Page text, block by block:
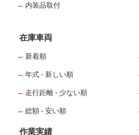
内装品取付
在庫車両
新着順
年式 - 新しい順
走行距離 - 少ない順
総額 - 安い順
作業実績